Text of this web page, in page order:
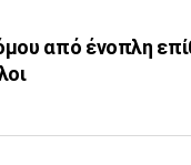
από ένοπλη